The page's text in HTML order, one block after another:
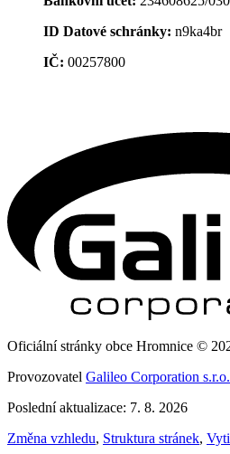
ID Datové schránky: n9ka4br
IČ: 00257800
Oficiální stránky obce Hromnice ©
Provozovatel Galileo Corporation s.r.o.
Poslední aktualizace: 7. 8. 2026
Změna vzhledu, Struktura stránek,